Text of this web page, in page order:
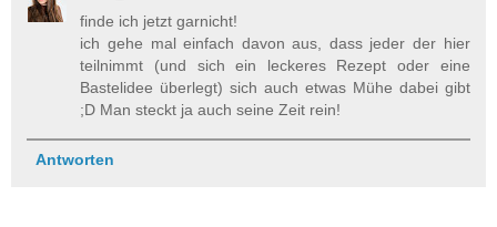
finde ich jetzt garnicht!
ich gehe mal einfach davon aus, dass jeder der hier
teilnimmt (und sich ein leckeres Rezept oder eine
Bastelidee überlegt) sich auch etwas Mühe dabei gibt
;D Man steckt ja auch seine Zeit rein!
Antworten